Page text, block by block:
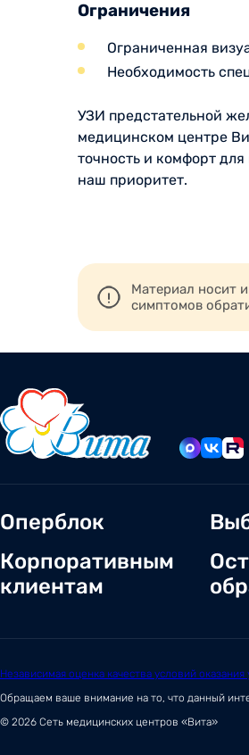
Ограничения
Ограниченная
Необходимость
УЗИ предстательной
медицинском центре
точность и комфорт
наш приоритет.
Материал носит
симптомов
Оперблок
Корпоративным
клиентам
Независимая оценка качества условий
Обращаем ваше внимание на то, что данный
© 2026 Сеть медицинских центров «Вита»